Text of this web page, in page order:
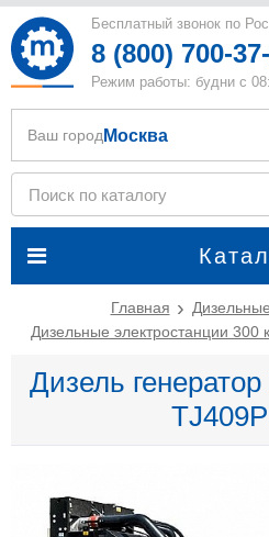
Бесплатный звонок по
8 (800) 700-
Режим работы: будни с
Ваш город Москва
Главная
Дизельные электростанции 300
Дизель